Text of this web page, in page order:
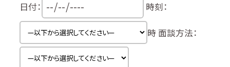
日付：
時刻：
時 面談方法：